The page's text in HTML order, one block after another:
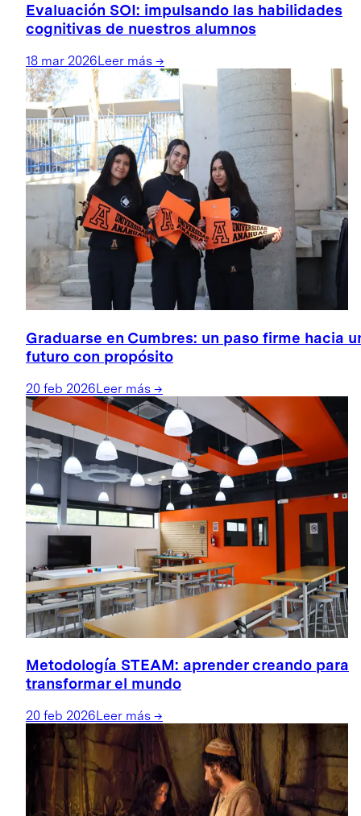
Evaluación SOI: impulsando las habilidades
cognitivas de nuestros alumnos
18 mar 2026Leer más →
Graduarse en Cumbres: un paso firme hacia
futuro con propósito
20 feb 2026Leer más →
Metodología STEAM: aprender creando para
transformar el mundo
20 feb 2026Leer más →